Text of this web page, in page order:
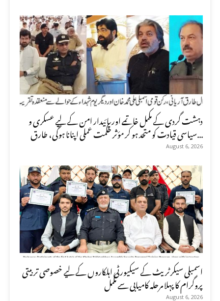
دہشت گردی کے مکمل خاتمے اور پائیدار امن کے لیے عسکری و
سیاسی قیادت کو متحد ہو کر مؤثر حکمت عملی اپنانا ہوگی، طارق...
August 6, 2026
اسمبلی سیکرٹریٹ کے سیکیورٹی اہلکاروں کے لیے خصوصی تربیتی
پروگرام کا پہلا مرحلہ کامیابی سے مکمل
August 6, 2026